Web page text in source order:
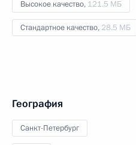
Высокое качество, 121.5 МБ
Стандартное качество, 28.5 МБ
География
Санкт-Петербург